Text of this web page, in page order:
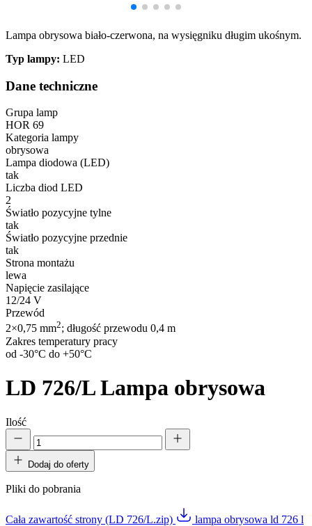
Lampa obrysowa biało-czerwona, na wysięgniku długim ukośnym.
Typ lampy: LED
Dane techniczne
Grupa lamp
HOR 69
Kategoria lampy
obrysowa
Lampa diodowa (LED)
tak
Liczba diod LED
2
Światło pozycyjne tylne
tak
Światło pozycyjne przednie
tak
Strona montażu
lewa
Napięcie zasilające
12/24 V
Przewód
2×0,75 mm2; długość przewodu 0,4 m
Zakres temperatury pracy
od -30°C do +50°C
LD 726/L Lampa obrysowa
Ilość
Dodaj do oferty
Pliki do pobrania
Cała zawartość strony (LD 726/L.zip)
lampa obrysowa ld 726 l